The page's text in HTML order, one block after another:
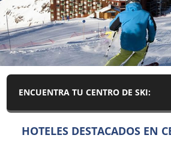
ENCUENTRA TU CENTRO DE SKI:
HOTELES DESTACADOS EN